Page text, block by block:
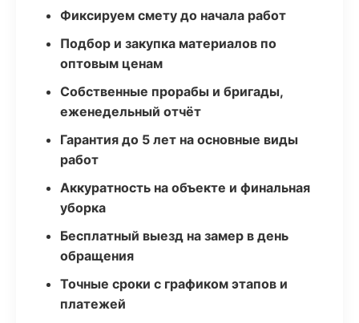
Фиксируем смету до начала работ
Подбор и закупка материалов по
оптовым ценам
Собственные прорабы и бригады,
еженедельный отчёт
Гарантия до 5 лет на основные виды
работ
Аккуратность на объекте и финальная
уборка
Бесплатный выезд на замер в день
обращения
Точные сроки с графиком этапов и
платежей